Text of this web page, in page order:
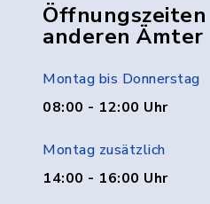
anderen Ämter
Montag bis Donnerstag
08:00 - 12:00 Uhr
Montag zusätzlich
14:00 - 16:00 Uhr